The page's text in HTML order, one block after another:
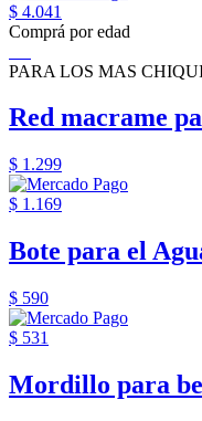
$ 4.041
Comprá por edad
PARA LOS MAS
Red macrame
$ 1.299
$ 1.169
Bote para el
$ 590
$ 531
Mordillo para